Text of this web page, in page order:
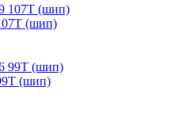
(шип)
(шип)